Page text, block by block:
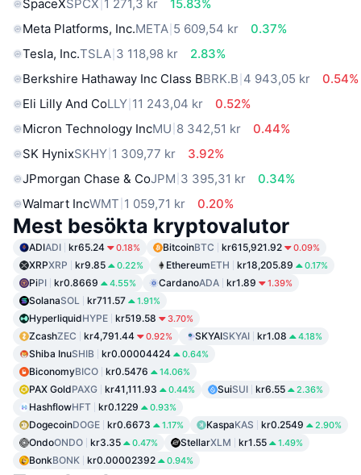
SpaceXSPCX 1 271,3 kr
15.83%
Meta Platforms, Inc.META 5 609,54 kr
0.37%
Tesla, Inc.TSLA 3 118,98 kr
2.83%
Berkshire Hathaway Inc Class BBRK.B 4 943,05 kr
0.54%
Eli Lilly And CoLLY 11 243,04 kr
0.52%
Micron Technology IncMU 8 342,51 kr
0.44%
SK HynixSKHY 1 309,77 kr
3.92%
JPmorgan Chase & CoJPM 3 395,31 kr
0.34%
Walmart IncWMT 1 059,71 kr 0.20%
Mest besökta kryptovalutor
ADIADI kr65.24 0.18% BitcoinBTC kr615,921.92 0.09%
XRPXRP kr9.85 0.22% EthereumETH kr18,205.89 0.17%
PiPI kr0.8669 4.55% CardanoADA kr1.89 1.39%
SolanaSOL kr711.57 1.91%
HyperliquidHYPE kr519.58 3.70%
ZcashZEC kr4,791.44 0.92% SKYAISKYAI kr1.08 4.18%
Shiba InuSHIB kr0.00004424 0.64%
BiconomyBICO kr0.5476 14.06%
PAX GoldPAXG kr41,111.93 0.44% SuiSUI kr6.55 2.36%
HashflowHFT kr0.1229 0.93%
DogecoinDOGE kr0.6673 1.17% KaspaKAS kr0.2549 2.90%
OndoONDO kr3.35 0.47% StellarXLM kr1.55 1.49%
BonkBONK kr0.00002392 0.94%